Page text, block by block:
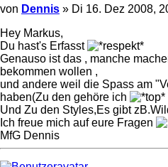
Beitrag
von Dennis » Di 16. Dez 2008,
Hey Markus,
Du hast's Erfasst
Genauso ist das , manche
bekommen wollen ,
und andere weil die Spass am
haben(Zu den gehöre ich
Und Zu den Styles,Es gibt
Ich freue mich auf eure Fragen
MfG Dennis
Nach
oben